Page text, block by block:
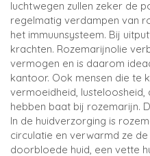
luchtwegen zullen zeker de
regelmatig verdampen van
het immuunsysteem. Bij
krachten. Rozemarijnolie
vermogen en is daarom
kantoor. Ook mensen die te
vermoeidheid,
hebben baat bij rozemarijn.
In de huidverzorging is
circulatie en verwarmd ze
doorbloede huid, een vette